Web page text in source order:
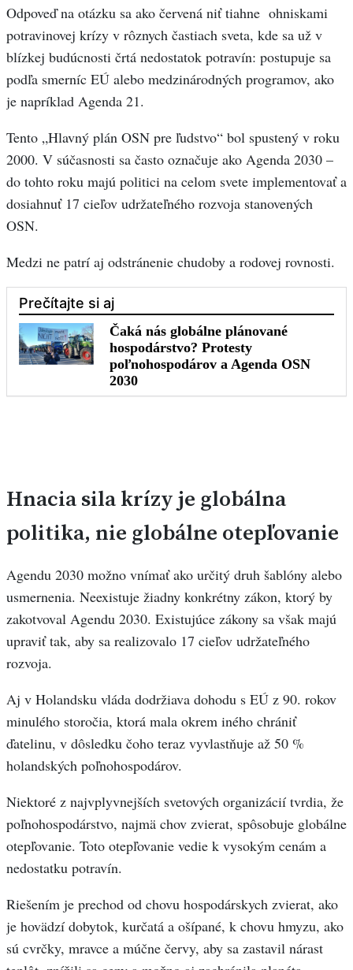
Odpoveď na otázku sa ako červená niť tiahne ohniskami
potravinovej krízy v rôznych častiach sveta, kde sa už v
blízkej budúcnosti črtá nedostatok potravín: postupuje sa
podľa smerníc EÚ alebo medzinárodných programov, ako
je napríklad Agenda 21.
Tento „Hlavný plán OSN pre ľudstvo“ bol spustený v roku
2000. V súčasnosti sa často označuje ako Agenda 2030 –
do tohto roku majú politici na celom svete implementovať a
dosiahnuť 17 cieľov udržateľného rozvoja stanovených
OSN.
Medzi ne patrí aj odstránenie chudoby a rodovej rovnosti.
Hnacia sila krízy je globálna
politika, nie globálne otepľovanie
Agendu 2030 možno vnímať ako určitý druh šablóny alebo
usmernenia. Neexistuje žiadny konkrétny zákon, ktorý by
zakotvoval Agendu 2030. Existujúce zákony sa však majú
upraviť tak, aby sa realizovalo 17 cieľov udržateľného
rozvoja.
Aj v Holandsku vláda dodržiava dohodu s EÚ z 90. rokov
minulého storočia, ktorá mala okrem iného chrániť
ďatelinu, v dôsledku čoho teraz vyvlastňuje až 50 %
holandských poľnohospodárov.
Niektoré z najvplyvnejších svetových organizácií tvrdia, že
poľnohospodárstvo, najmä chov zvierat, spôsobuje globálne
otepľovanie. Toto otepľovanie vedie k vysokým cenám a
nedostatku potravín.
Riešením je prechod od chovu hospodárskych zvierat, ako
je hovädzí dobytok, kurčatá a ošípané, k chovu hmyzu, ako
sú cvrčky, mravce a múčne červy, aby sa zastavil nárast